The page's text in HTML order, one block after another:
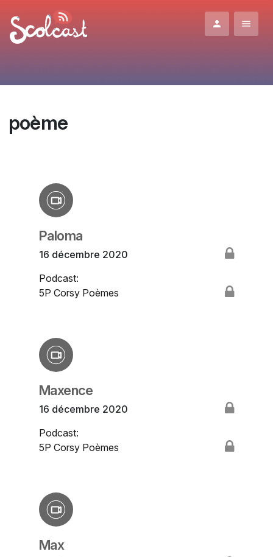
poème
Paloma
16 décembre 2020
Podcast:
5P Corsy Poèmes
Maxence
16 décembre 2020
Podcast:
5P Corsy Poèmes
Max